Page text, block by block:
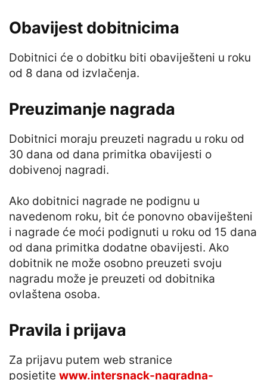
Obavijest dobitnicima
Dobitnici će o dobitku biti obaviješteni u roku
od 8 dana od izvlačenja.
Preuzimanje nagrada
Dobitnici moraju preuzeti nagradu u roku od
30 dana od dana primitka obavijesti o
dobivenoj nagradi.
Ako dobitnici nagrade ne podignu u
navedenom roku, bit će ponovno obaviješteni
i nagrade će moći podignuti u roku od 15 dana
od dana primitka dodatne obavijesti. Ako
dobitnik ne može osobno preuzeti svoju
nagradu može je preuzeti od dobitnika
ovlaštena osoba.
Pravila i prijava
Za prijavu putem web stranice
posjetite www.intersnack-nagradna-